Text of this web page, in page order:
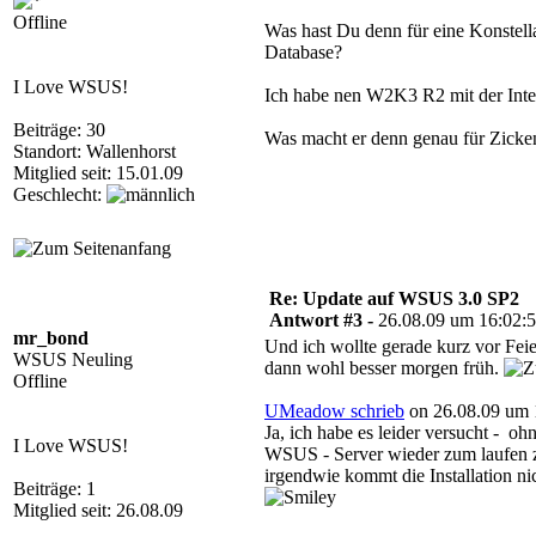
Offline
I Love WSUS!
Beiträge: 30
Standort: Wallenhorst
Mitglied seit: 15.01.09
Geschlecht:
Was hast Du denn für eine
Database?
Ich habe nen W2K3 R2 mit der
Was macht er denn genau für
mr_bond
WSUS Neuling
Offline
I Love WSUS!
Beiträge: 1
Mitglied seit: 26.08.09
Re: Update auf WSUS 3.0 SP2
Antwort #3 - 26.08.09 um
Und ich wollte gerade kurz vor
dann wohl besser morgen früh.
UMeadow schrieb on 26.08.09 um
Ja, ich habe es leider versucht -
WSUS - Server wieder zum laufen
irgendwie kommt die Installation